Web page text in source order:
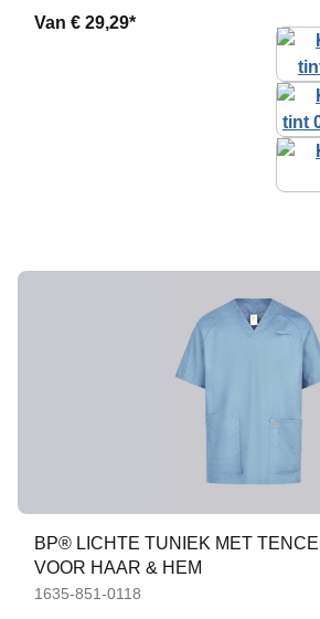
Van € 29,29*
BP® LICHTE TUNIEK MET
VOOR HAAR & HEM
1635-851-0118